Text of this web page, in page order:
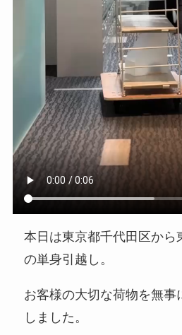
本日は東京都千代田区から
の単身引越し。
お客様の大切な荷物を無事
しました。